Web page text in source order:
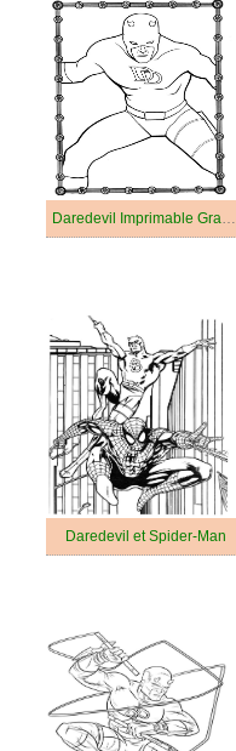
Daredevil Imprimable Gratuit Pour les Enfants
Daredevil et Spider-Man